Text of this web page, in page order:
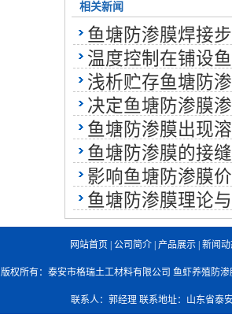
相关新闻
鱼塘防渗膜焊接
温度控制在铺设
浅析贮存鱼塘防
决定鱼塘防渗膜
鱼塘防渗膜出现
鱼塘防渗膜的接
影响鱼塘防渗膜
鱼塘防渗膜理论
网站首页 公司简介 产品展示 新闻
版权所有：泰安市格瑞土工材料有限公司 鱼虾养殖防渗
联系人：郭经理 联系地址：山东省泰